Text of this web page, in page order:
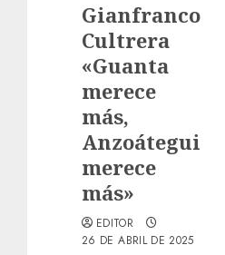
Gianfranco
Cultrera
«Guanta
merece
más,
Anzoátegui
merece
más»
EDITOR
26 DE ABRIL DE 2025